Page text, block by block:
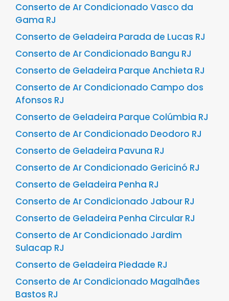
Conserto de Ar Condicionado Vasco da
Gama RJ
Conserto de Geladeira Parada de Lucas RJ
Conserto de Ar Condicionado Bangu RJ
Conserto de Geladeira Parque Anchieta RJ
Conserto de Ar Condicionado Campo dos
Afonsos RJ
Conserto de Geladeira Parque Colúmbia RJ
Conserto de Ar Condicionado Deodoro RJ
Conserto de Geladeira Pavuna RJ
Conserto de Ar Condicionado Gericinó RJ
Conserto de Geladeira Penha RJ
Conserto de Ar Condicionado Jabour RJ
Conserto de Geladeira Penha Circular RJ
Conserto de Ar Condicionado Jardim
Sulacap RJ
Conserto de Geladeira Piedade RJ
Conserto de Ar Condicionado Magalhães
Bastos RJ